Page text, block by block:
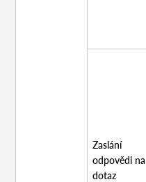
Zaslání
odpovědi na
dotaz